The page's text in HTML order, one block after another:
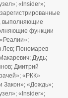
«Insider»;
выполняющие
функции
Лев; Пономарев
Дудь;
Дмитрий
«РКК»
Закон»; «Дождь»;
«Insider»;